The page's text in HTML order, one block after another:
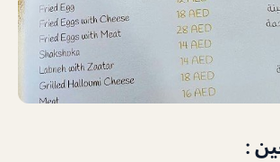
: